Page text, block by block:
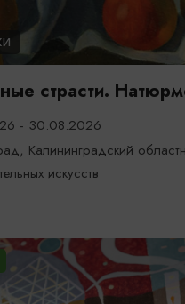
страсти.
- 30.08.2026
Калининградский
искусств